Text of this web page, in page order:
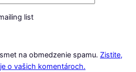
list
na obmedzenie spamu. Zistite,
o vašich komentároch.